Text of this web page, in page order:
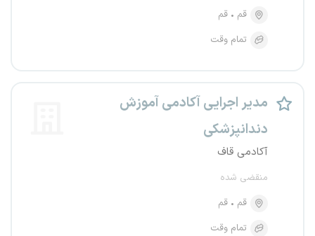
قم
قم
تمام وقت
مدیر اجرایی آکادمی آموزش
دندانپزشکی
آکادمی قاف
منقضی شده
قم
قم
تمام وقت